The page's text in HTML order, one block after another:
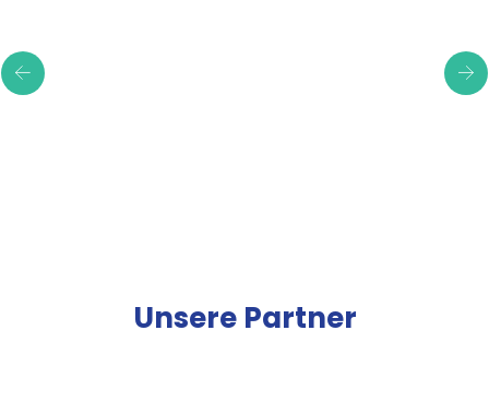
Unsere Partner